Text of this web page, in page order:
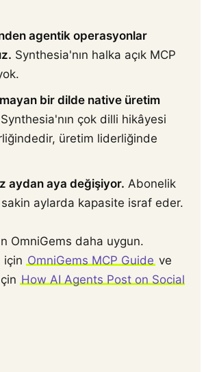
agentik operasyonlar
Synthesia'nın halka açık MCP
bir dilde native üretim
Synthesia'nın çok dilli hikâyesi
üretim liderliğinde
aydan aya değişiyor. Abonelik
sakin aylarda kapasite israf eder.
OmniGems daha uygun.
için OmniGems MCP Guide ve
How AI Agents Post on Social